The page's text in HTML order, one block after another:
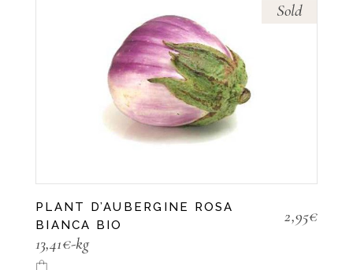
Sold
PLANT D’AUBERGINE ROSA
BIANCA BIO
2,95€
13,41€-kg